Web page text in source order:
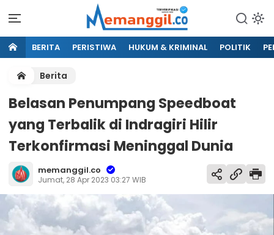
BERITA PERISTIWA HUKUM & KRIMINAL POLITIK
Berita
Belasan Penumpang Speedboat
yang Terbalik di Indragiri Hilir
Terkonfirmasi Meninggal Dunia
memanggil.co
Jumat, 28 Apr 2023 03:27 WIB